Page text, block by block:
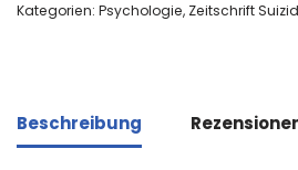
Kategorien: Psychologie, Zeitschrift
Beschreibung